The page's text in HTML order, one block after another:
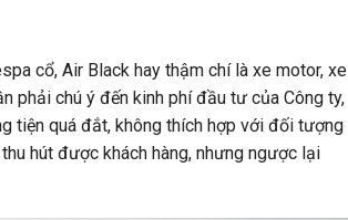
cổ, Air Black hay thậm chí là xe motor, xe
phải chú ý đến kinh phí đầu tư của Công ty,
tiện quá đắt, không thích hợp với đối tượng
hút được khách hàng, nhưng ngược lại